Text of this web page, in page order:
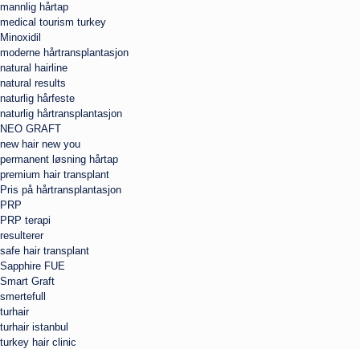
mannlig hårtap
medical tourism turkey
Minoxidil
moderne hårtransplantasjon
natural hairline
natural results
naturlig hårfeste
naturlig hårtransplantasjon
NEO GRAFT
new hair new you
permanent løsning hårtap
premium hair transplant
Pris på hårtransplantasjon
PRP
PRP terapi
resulterer
safe hair transplant
Sapphire FUE
Smart Graft
smertefull
turhair
turhair istanbul
turkey hair clinic